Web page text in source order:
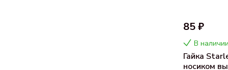
85 ₽
В
Гайка
носиком